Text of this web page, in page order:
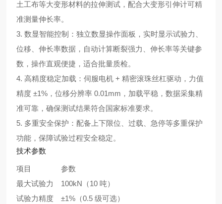
土工布等大变形材料的拉伸测试，配合大变形引伸计可精
准测量伸长率。
3. 数显智能控制：独立数显操作面板，实时显示试验力、
位移、伸长率数据，自动计算断裂强力、伸长率等关键参
数，操作直观便捷，适合批量质检。
4. 高精度稳定加载：伺服电机 + 精密滚珠丝杠驱动，力值
精度 ±1%，位移分辨率 0.01mm，加载平稳，数据采集精
准可靠，确保测试结果符合国家标准要求。
5. 多重安全保护：配备上下限位、过载、急停等多重保护
功能，保障试验过程安全稳定。
技术参数
项目
参数
最大试验力
100kN（10 吨）
试验力精度
±1%（0.5 级可选）